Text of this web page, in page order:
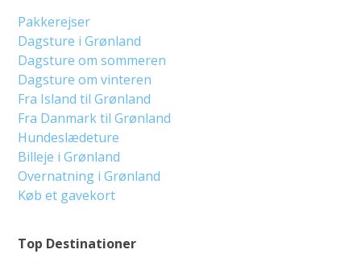
Top Destinationer
Pakkerejser
Dagsture i Grønland
Dagsture om sommeren
Dagsture om vinteren
Fra Island til Grønland
Fra Danmark til Grønland
Hundeslædeture
Billeje i Grønland
Overnatning i Grønland
Køb et gavekort